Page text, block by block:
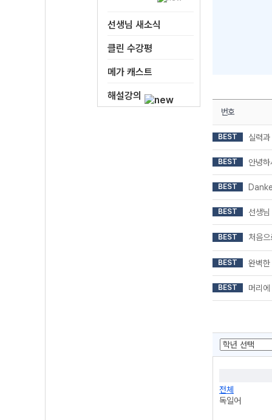
선생님 새소식
클린 수강평
메가 캐스트
해설강의
번호
BEST 실력
BEST 안녕
BEST
BEST 선생
BEST 처음
BEST 완벽
BEST 머리
전체
독일어